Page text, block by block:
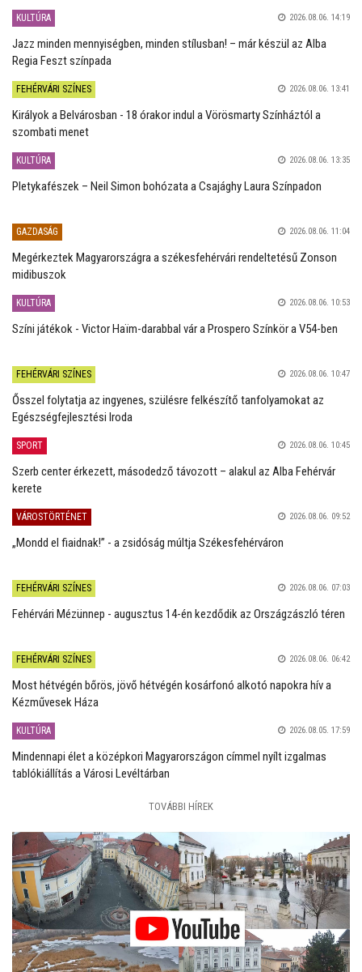
KULTÚRA 2026.08.06. 14:19
Jazz minden mennyiségben, minden stílusban! – már készül az Alba
Regia Feszt színpada
FEHÉRVÁRI SZÍNES 2026.08.06. 13:41
Királyok a Belvárosban - 18 órakor indul a Vörösmarty Színháztól a
szombati menet
KULTÚRA 2026.08.06. 13:35
Pletykafészek – Neil Simon bohózata a Csajághy Laura Színpadon
GAZDASÁG 2026.08.06. 11:04
Megérkeztek Magyarországra a székesfehérvári rendeltetésű Zonson
midibuszok
KULTÚRA 2026.08.06. 10:53
Színi játékok - Victor Haïm-darabbal vár a Prospero Színkör a V54-ben
FEHÉRVÁRI SZÍNES 2026.08.06. 10:47
Ősszel folytatja az ingyenes, szülésre felkészítő tanfolyamokat az
Egészségfejlesztési Iroda
SPORT 2026.08.06. 10:45
Szerb center érkezett, másodedző távozott – alakul az Alba Fehérvár
kerete
VÁROSTÖRTÉNET 2026.08.06. 09:52
„Mondd el fiaidnak!” - a zsidóság múltja Székesfehérváron
FEHÉRVÁRI SZÍNES 2026.08.06. 07:03
Fehérvári Mézünnep - augusztus 14-én kezdődik az Országzászló téren
FEHÉRVÁRI SZÍNES 2026.08.06. 06:42
Most hétvégén bőrös, jövő hétvégén kosárfonó alkotó napokra hív a
Kézművesek Háza
KULTÚRA 2026.08.05. 17:59
Mindennapi élet a középkori Magyarországon címmel nyílt izgalmas
tablókiállítás a Városi Levéltárban
TOVÁBBI HÍREK